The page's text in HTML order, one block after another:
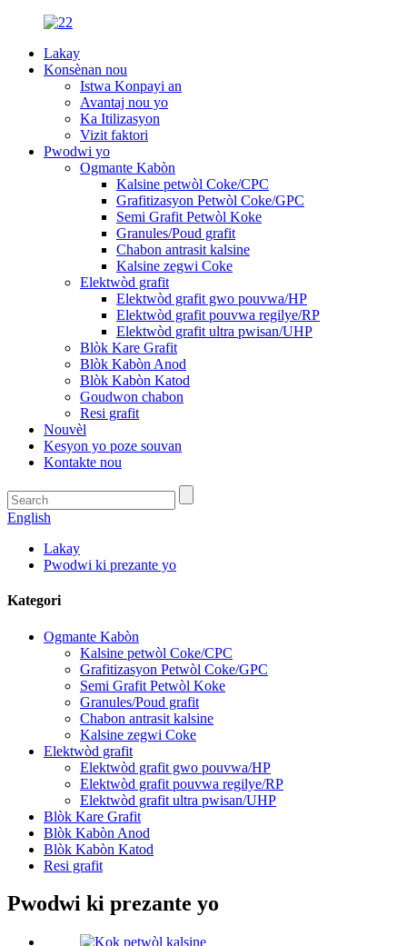
Lakay
Konsènan nou
Istwa Konpayi an
Avantaj nou yo
Ka Itilizasyon
Vizit faktori
Pwodwi yo
Ogmante Kabòn
Kalsine petwòl Coke/CPC
Grafitizasyon Petwòl Coke/GPC
Semi Grafit Petwòl Koke
Granules/Poud grafit
Chabon antrasit kalsine
Kalsine zegwi Coke
Elektwòd grafit
Elektwòd grafit gwo pouvwa/HP
Elektwòd grafit pouvwa regilye/RP
Elektwòd grafit ultra pwisan/UHP
Blòk Kare Grafit
Blòk Kabòn Anod
Blòk Kabòn Katod
Goudwon ​​chabon
Resi grafit
Nouvèl
Kesyon yo poze souvan
Kontakte nou
English
Lakay
Pwodwi ki prezante yo
Kategori
Ogmante Kabòn
Kalsine petwòl Coke/CPC
Grafitizasyon Petwòl Coke/GPC
Semi Grafit Petwòl Koke
Granules/Poud grafit
Chabon antrasit kalsine
Kalsine zegwi Coke
Elektwòd grafit
Elektwòd grafit gwo pouvwa/HP
Elektwòd grafit pouvwa regilye/RP
Elektwòd grafit ultra pwisan/UHP
Blòk Kare Grafit
Blòk Kabòn Anod
Blòk Kabòn Katod
Resi grafit
Pwodwi ki prezante yo